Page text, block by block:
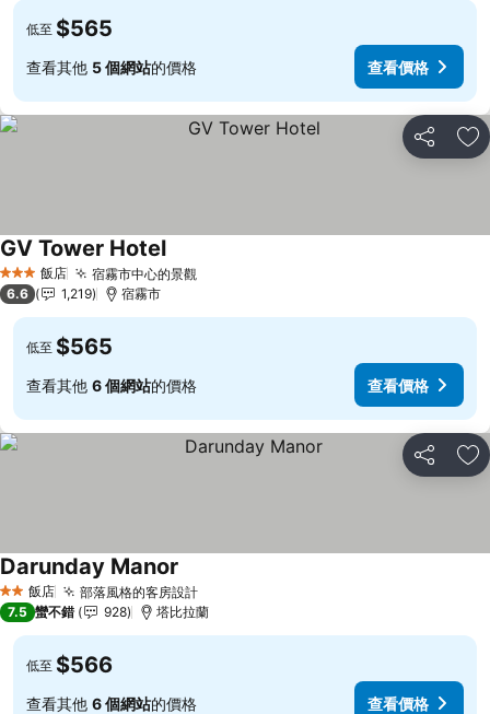
低至 $565
查看其他 5 個網站的價格 查看價格
分享 加
3 星級 飯店 宿霧市中心的景觀查看價格
GV Tower Hotel查看價格
6.6 1,219 宿霧市
低至 $565
查看其他 6 個網站的價格 查看價格
分享 加
2 星級飯店 部落風格的客房設計查看價格
Darunday Manor
7.5 蠻不錯 928 塔比拉蘭
低至 $566
查看其他 6 個網站的價格 查看價格